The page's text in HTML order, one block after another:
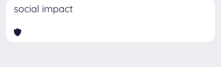
social impact